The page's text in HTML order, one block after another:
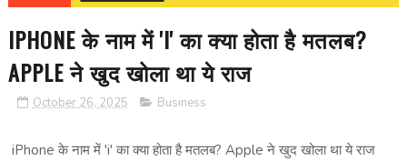
IPHONE के नाम में 'I' का क्या होता है मतलब?
APPLE ने खुद खोला था ये राज
October 26, 2025 Business
iPhone के नाम में 'i' का क्या होता है मतलब? Apple ने खुद खोला था ये राज